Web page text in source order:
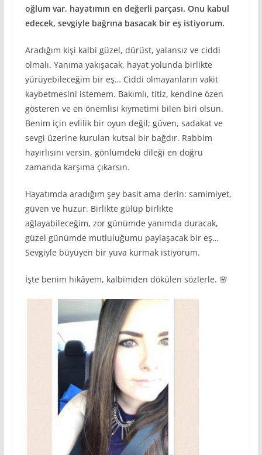
oğlum var, hayatımın en değerli parçası. Onu kabul
edecek, sevgiyle bağrına basacak bir eş istiyorum.
Aradığım kişi kalbi güzel, dürüst, yalansız ve ciddi
olmalı. Yanıma yakışacak, hayat yolunda birlikte
yürüyebileceğim bir eş… Ciddi olmayanların vakit
kaybetmesini istemem. Bakımlı, titiz, kendine özen
gösteren ve en önemlisi kıymetimi bilen biri olsun.
Benim için evlilik bir oyun değil; güven, sadakat ve
sevgi üzerine kurulan kutsal bir bağdır. Rabbim
hayırlısını versin, gönlümdeki dileği en doğru
zamanda karşıma çıkarsın.
Hayatımda aradığım şey basit ama derin: samimiyet,
güven ve huzur. Birlikte gülüp birlikte
ağlayabileceğim, zor günümde yanımda duracak,
güzel günümde mutluluğumu paylaşacak bir eş…
Sevgiyle büyüyen bir yuva kurmak istiyorum.
İşte benim hikâyem, kalbimden dökülen sözlerle. 🌸